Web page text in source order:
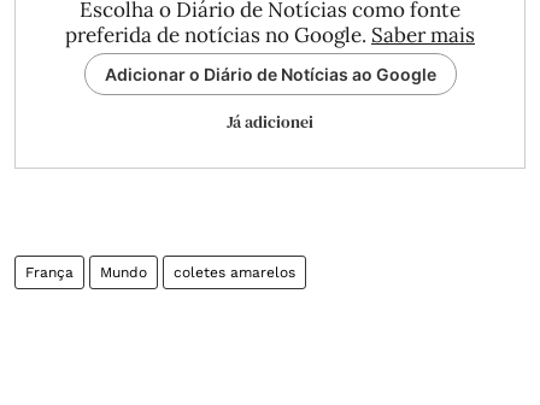
Escolha o Diário de Notícias como fonte
preferida de notícias no Google. Saber mais
Adicionar o Diário de Notícias ao Google
Já adicionei
França Mundo coletes amarelos